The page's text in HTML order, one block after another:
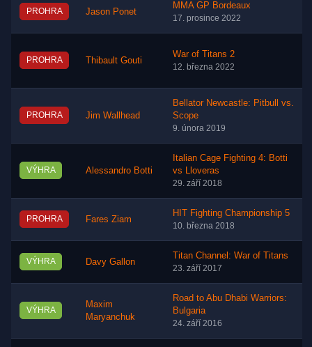
PROHRA Jason Ponet
MMA GP Bordeaux
17. prosince 2022
PROHRA Thibault Gouti
War of Titans 2
12. března 2022
PROHRA Jim Wallhead
Bellator Newcastle: Pitbull vs.
Scope
9. února 2019
VÝHRA Alessandro Botti
Italian Cage Fighting 4: Botti
vs Lloveras
29. září 2018
PROHRA Fares Ziam
HIT Fighting Championship 5
10. března 2018
VÝHRA Davy Gallon
Titan Channel: War of Titans
23. září 2017
VÝHRA
Maxim
Maryanchuk
Road to Abu Dhabi Warriors:
Bulgaria
24. září 2016